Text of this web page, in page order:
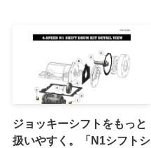
ジョッキーシフトをもっと
扱いやすく。「N1シフトシ